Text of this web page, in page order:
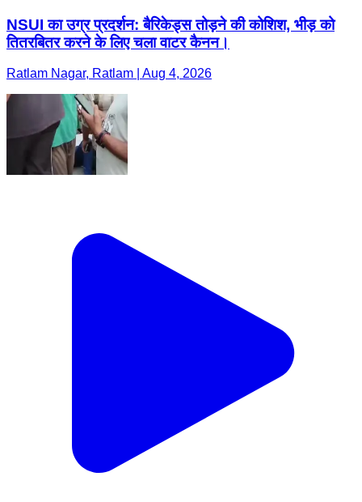
NSUI का उग्र प्रदर्शन: बैरिकेड्स तोड़ने की कोशिश, भीड़ को
तितरबितर करने के लिए चला वाटर कैनन।
Ratlam Nagar, Ratlam | Aug 4, 2026